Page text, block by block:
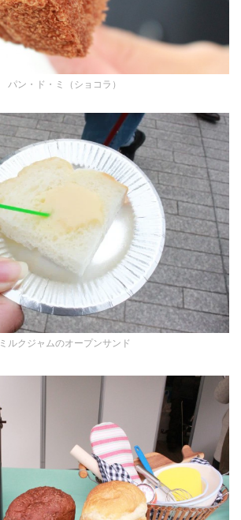
パン・ド・ミ（ショコラ）
ミルクジャムのオープンサンド